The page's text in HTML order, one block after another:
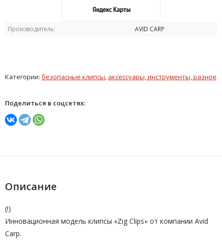
Производитель: AVID CARP
Категории: безопасные клипсы аксессуары, инструменты, разное
Поделиться в соцсетях:
Описание
(!)
Инновационная модель клипсы «Zig Clips» от компании Avid
Carp.